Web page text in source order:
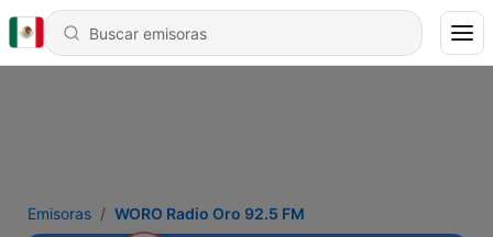
Emisoras WORO Radio Oro 92.5 FM